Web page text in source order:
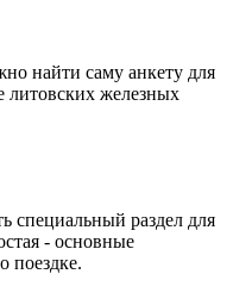
найти саму анкету для
литовских железных
специальный раздел для
- основные
поездке.